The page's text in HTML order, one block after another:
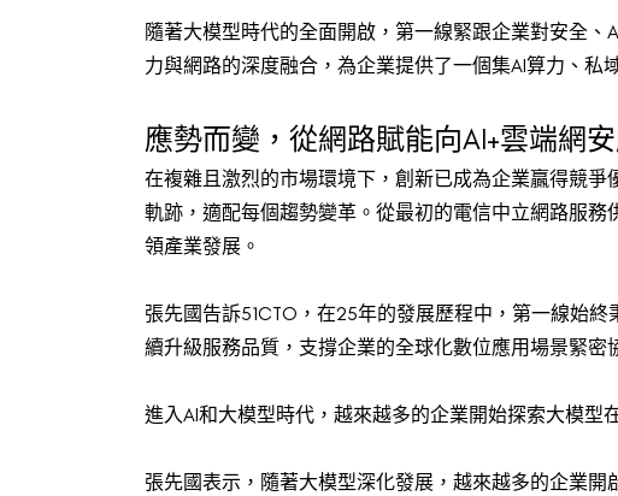
隨著大模型時代的全面開啟，第一線緊跟企業對安全
力與網路的深度融合，為企業提供了一個集AI算力、私
應勢而變，從網路賦能向AI+雲端網
在複雜且激烈的市場環境下，創新已成為企業贏得競
軌跡，適配每個趨勢變革。從最初的電信中立網路服務
領產業發展。
張先國告訴51CTO，在25年的發展歷程中，第一線始
續升級服務品質，支撐企業的全球化數位應用場景緊密
進入AI和大模型時代，越來越多的企業開始探索大模型
張先國表示，隨著大模型深化發展，越來越多的企業